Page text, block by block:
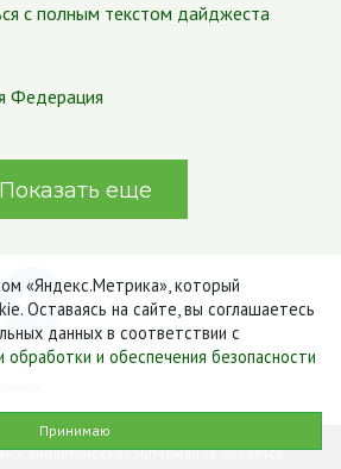
с полным текстом дайджеста
Федерация
Показать еще
аналитических материалов является
«Яндекс.Метрика», который
Оставаясь на сайте, вы соглашаетесь
данных в соответствии с
обработки и обеспечения безопасности
Принимаю